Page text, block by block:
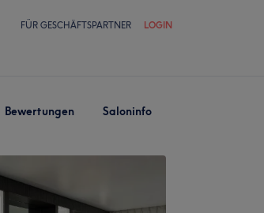
FÜR GESCHÄFTSPARTNER LOGIN
Bewertungen Saloninfo